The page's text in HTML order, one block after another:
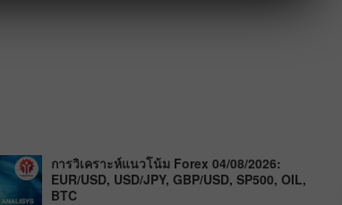
การวิเคราะห์แนวโน้ม Forex 04/08/2026:
EUR/USD, USD/JPY, GBP/USD, SP500, OIL,
BTC